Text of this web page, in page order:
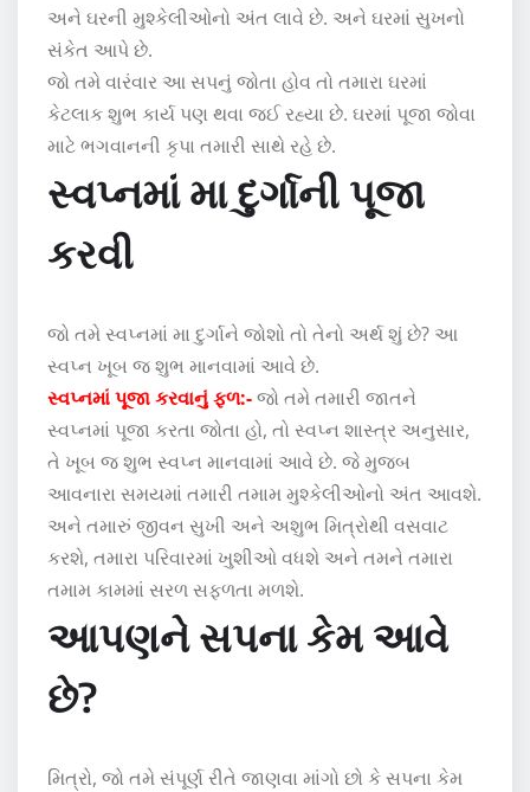
અને ઘરની મુશ્કેલીઓનો અંત લાવે છે. અને ઘરમાં સુખનો
સંકેત આપે છે.
જો તમે વારંવાર આ સપનું જોતા હોવ તો તમારા ઘરમાં
કેટલાક શુભ કાર્ય પણ થવા જઈ રહ્યા છે. ઘરમાં પૂજા જોવા
માટે ભગવાનની કૃપા તમારી સાથે રહે છે.
સ્વપ્નમાં મા દુર્ગાની પૂજા
કરવી
જો તમે સ્વપ્નમાં મા દુર્ગાને જોશો તો તેનો અર્થ શું છે? આ
સ્વપ્ન ખૂબ જ શુભ માનવામાં આવે છે.
સ્વપ્નમાં પૂજા કરવાનું ફળ:-જો તમે તમારી જાતને
સ્વપ્નમાં પૂજા કરતા જોતા હો, તો સ્વપ્ન શાસ્ત્ર અનુસાર,
તે ખૂબ જ શુભ સ્વપ્ન માનવામાં આવે છે. જે મુજબ
આવનારા સમયમાં તમારી તમામ મુશ્કેલીઓનો અંત આવશે.
અને તમારું જીવન સુખી અને અશુભ મિત્રોથી વસવાટ
કરશે, તમારા પરિવારમાં ખુશીઓ વધશે અને તમને તમારા
તમામ કામમાં સરળ સફળતા મળશે.
આપણને સપના કેમ આવે
છે?
મિત્રો, જો તમે સંપૂર્ણ રીતે જાણવા માંગો છો કે સપના કેમ